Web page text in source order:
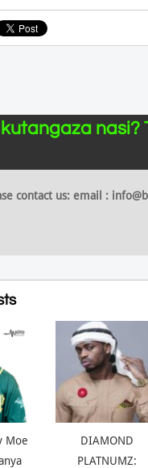
nasi?
contact us: email :
Moe
DIAMOND
PLATNUMZ: